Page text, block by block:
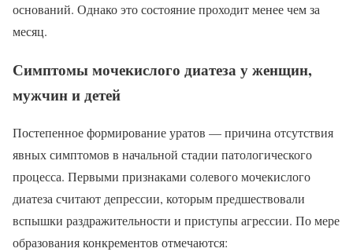
оснований. Однако это состояние проходит менее чем за
месяц.
Симптомы мочекислого диатеза у женщин,
мужчин и детей
Постепенное формирование уратов — причина отсутствия
явных симптомов в начальной стадии патологического
процесса. Первыми признаками солевого мочекислого
диатеза считают депрессии, которым предшествовали
вспышки раздражительности и приступы агрессии. По мере
образования конкрементов отмечаются: